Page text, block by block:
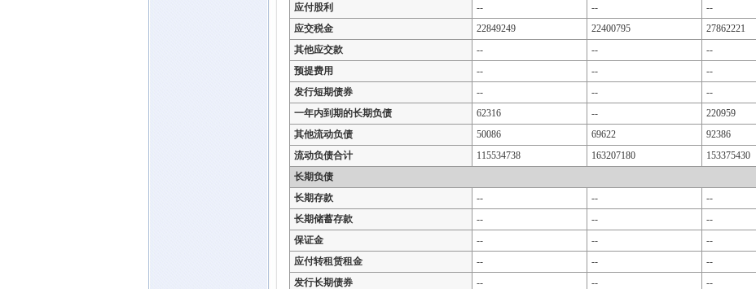
应付股利
-- -- --
应交税金
22849249 22400795 27862221
其他应交款
-- -- --
预提费用
-- -- --
发行短期债券
-- -- --
一年内到期的长期负债
62316 -- 220959
其他流动负债
50086 69622 92386
流动负债合计
115534738 163207180 153375430
长期负债
长期存款
-- -- --
长期储蓄存款
-- -- --
保证金
-- -- --
应付转租赁租金
-- -- --
发行长期债券
-- -- --